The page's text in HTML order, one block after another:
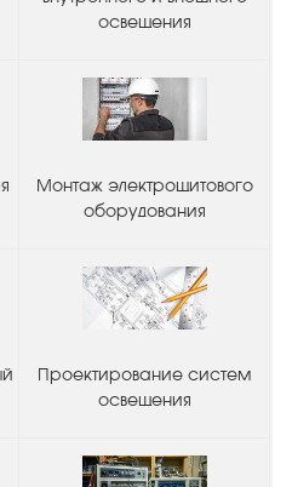
освещения
Монтаж электрощитового
оборудования
Проектирование систем
освещения